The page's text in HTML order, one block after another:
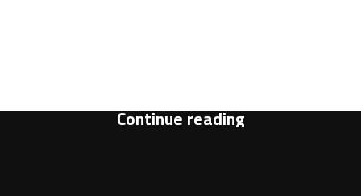
Continue reading